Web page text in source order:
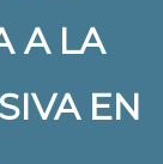
A LA
EN